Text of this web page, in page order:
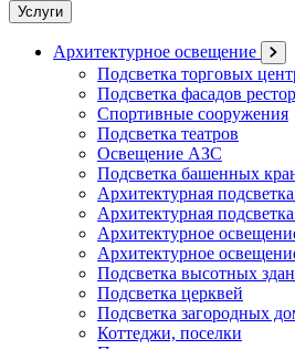
Услуги
Архитектурное освещение
Подсветка торговых
Подсветка фасадов
Спортивные сооружения
Подсветка театров
Освещение АЗС
Подсветка башенных
Архитектурная
Архитектурная
Архитектурное
Архитектурное
Подсветка высотных
Подсветка церквей
Подсветка загородных
Коттеджи, поселки